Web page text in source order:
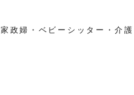
家政婦・ベビーシッター・介